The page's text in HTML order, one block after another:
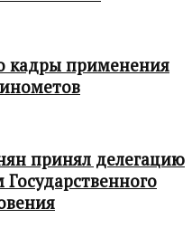
кадры применения
принял делегацию
Государственного